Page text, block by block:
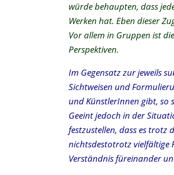
würde behaupten, dass
Werken hat. Eben dieser
Vor allem in Gruppen ist
Perspektiven.
Im Gegensatz zur jeweils
Sichtweisen und
und KünstlerInnen gibt, so
Geeint jedoch in der
festzustellen, dass es trotz
nichtsdestotrotz vielfältige
Verständnis füreinander